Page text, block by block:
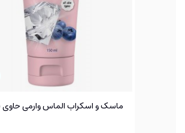
ماسک و اسکراب الماس وارمی حاوی